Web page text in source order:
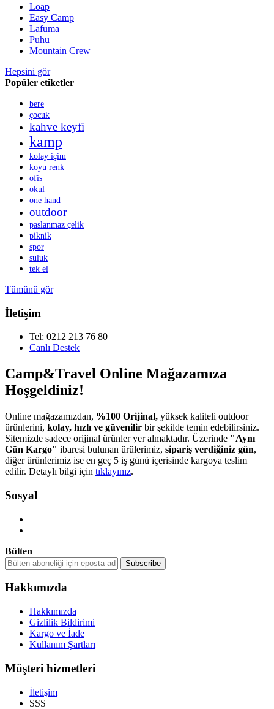
Loap
Easy Camp
Lafuma
Puhu
Mountain Crew
Hepsini gör
Popüler etiketler
bere
çocuk
kahve keyfi
kamp
kolay içim
koyu renk
ofis
okul
one hand
outdoor
paslanmaz çelik
piknik
spor
suluk
tek el
Tümünü gör
İletişim
Tel: 0212 213 76 80
Canlı Destek
Camp&Travel Online Mağazamıza
Hoşgeldiniz!
Online mağazamızdan, %100 Orijinal, yüksek kaliteli outdoor
ürünlerini, kolay, hızlı ve güvenilir bir şekilde temin edebilirsiniz.
Sitemizde sadece orijinal ürünler yer almaktadır. Üzerinde "Aynı
Gün Kargo" ibaresi bulunan ürülerimiz, sipariş verdiğiniz gün,
diğer ürünlerimiz ise en geç 5 iş günü içerisinde kargoya teslim
edilir. Detaylı bilgi için tıklayınız.
Sosyal
Bülten
Hakkımızda
Hakkımızda
Gizlilik Bildirimi
Kargo ve İade
Kullanım Şartları
Müşteri hizmetleri
İletişim
SSS